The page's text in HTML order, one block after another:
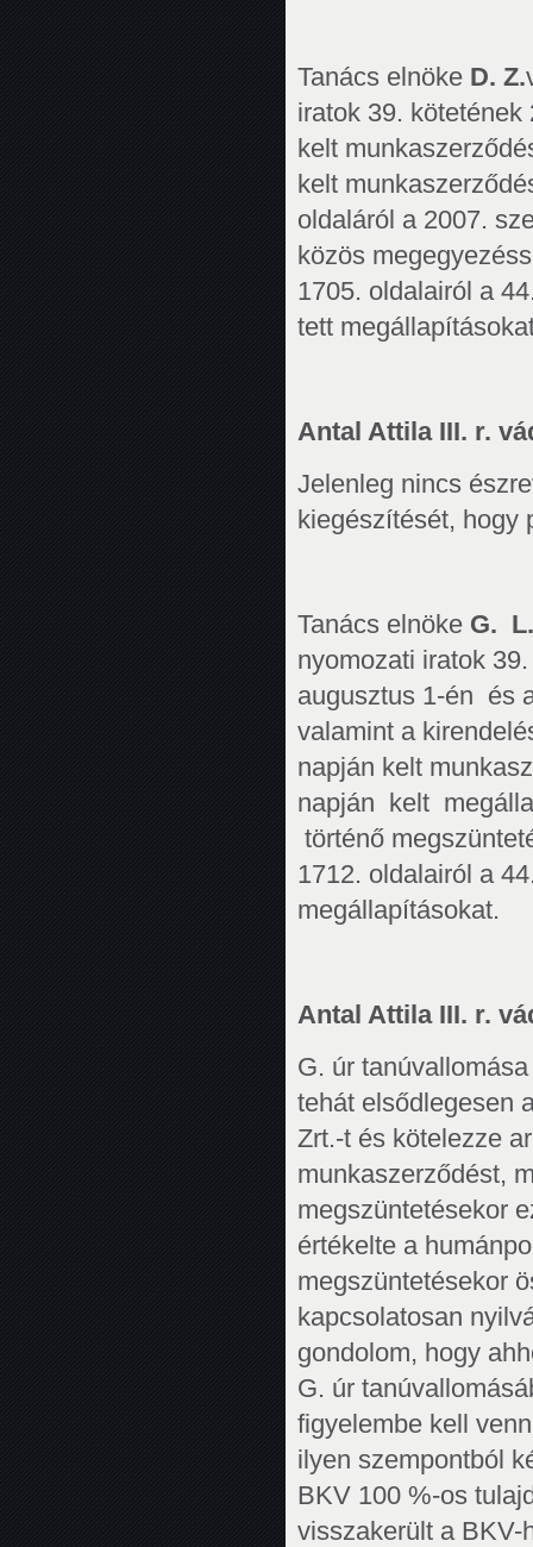
Tanács elnöke D. Z.
iratok 39. kötetének
kelt
kelt
oldaláról a 2007.
közös
1705. oldalairól a
tett
Antal Attila III. r.
Jelenleg nincs
kiegészítését, hogy
Tanács elnöke G.
nyomozati iratok
augusztus 1-én és
valamint a
napján kelt
napján kelt
történő
1712. oldalairól a
megállapításokat.
Antal Attila III. r.
G. úr
tehát elsődlegesen
Zrt.-t és kötelezze
munkaszerződést,
megszüntetésekor
értékelte a
megszüntetésekor
kapcsolatosan
gondolom, hogy
G. úr
figyelembe kell
ilyen szempontból
BKV 100 %-os
visszakerült a BKV-